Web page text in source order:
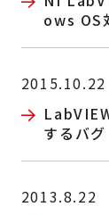
ows OS
2015.10.22
するバグ
2013.8.22